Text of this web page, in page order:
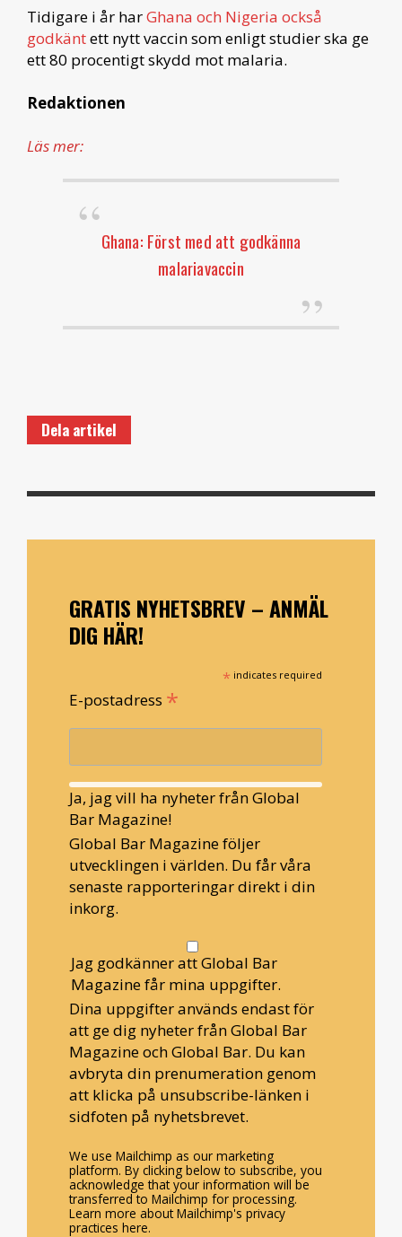
Tidigare i år harGhana och Nigeria också
godkäntett nytt vaccin som enligt studier ska ge
ett 80 procentigt skydd mot malaria.
Redaktionen
Läs mer:
Ghana: Först med att godkänna
malariavaccin
Dela artikel
GRATIS NYHETSBREV – ANMÄL
DIG HÄR!
* indicates required
E-postadress *
Ja, jag vill ha nyheter från Global
Bar Magazine!
Global Bar Magazine följer
utvecklingen i världen. Du får våra
senaste rapporteringar direkt i din
inkorg.
Jag godkänner att Global Bar
Magazine får mina uppgifter.
Dina uppgifter används endast för
att ge dig nyheter från Global Bar
Magazine och Global Bar. Du kan
avbryta din prenumeration genom
att klicka på unsubscribe-länken i
sidfoten på nyhetsbrevet.
We use Mailchimp as our marketing
platform. By clicking below to subscribe, you
acknowledge that your information will be
transferred to Mailchimp for processing.
Learn more about Mailchimp's privacy
practices here.